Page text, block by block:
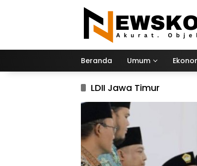
Beranda Umum
LDII Jawa Timur